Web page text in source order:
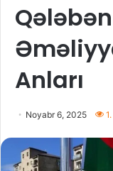
Anları
Noyabr 6, 2025